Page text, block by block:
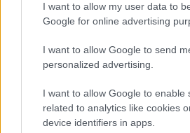
I want to allow my user data to
Google for online advertising
I want to allow Google to send
personalized advertising.
I want to allow Google to enable
related to analytics like cookies
device identifiers in apps.
Film Programajánló Etyek Korda